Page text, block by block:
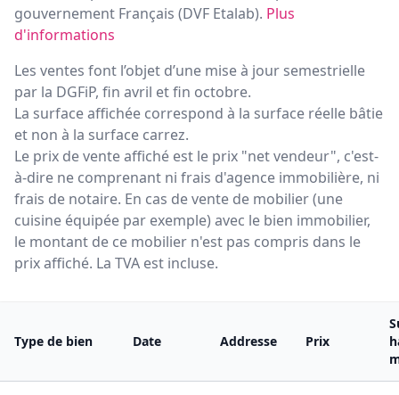
gouvernement Français (DVF Etalab). Plus
d'informations
Les ventes font l’objet d’une mise à jour semestrielle
par la DGFiP, fin avril et fin octobre.
La surface affichée correspond à la surface réelle bâtie
et non à la surface carrez.
Le prix de vente affiché est le prix "net vendeur", c'est-
à-dire ne comprenant ni frais d'agence immobilière, ni
frais de notaire. En cas de vente de mobilier (une
cuisine équipée par exemple) avec le bien immobilier,
le montant de ce mobilier n'est pas compris dans le
prix affiché. La TVA est incluse.
Type de bien Date Addresse Prix